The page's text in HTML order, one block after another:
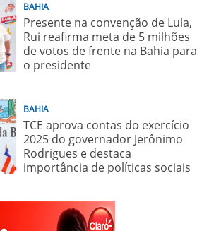
BAHIA
Presente na convenção de Lula,
Rui reafirma meta de 5 milhões
de votos de frente na Bahia para
o presidente
BAHIA
TCE aprova contas do exercício
2025 do governador Jerônimo
Rodrigues e destaca
importância de políticas sociais